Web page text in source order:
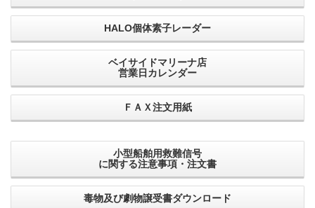
HALO個体素子レーダー
ベイサイドマリーナ店
営業日カレンダー
ＦＡＸ注文用紙
小型船舶用救難信号
に関する注意事項・注文書
毒物及び劇物譲受書ダウンロード